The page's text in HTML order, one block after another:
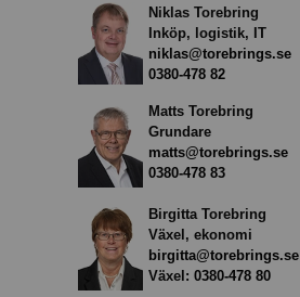
Niklas Torebring
Inköp, logistik, IT
niklas@torebrings.se
0380-478 82
Matts Torebring
Grundare
matts@torebrings.se
0380-478 83
Birgitta Torebring
Växel, ekonomi
birgitta@torebrings.se
Växel: 0380-478 80